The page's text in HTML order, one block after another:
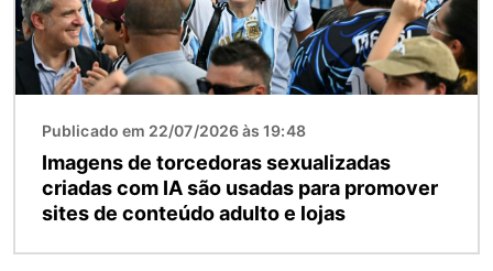
Publicado em 22/07/2026 às 19:48
Imagens de torcedoras sexualizadas
criadas com IA são usadas para promover
sites de conteúdo adulto e lojas